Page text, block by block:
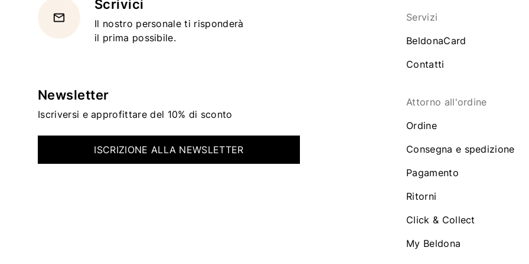
email
Scrivici
Il nostro personale ti risponderà
il prima possibile.
Newsletter
Iscriversi e approfittare del 10% di sconto
ISCRIZIONE ALLA NEWSLETTER
Servizi
BeldonaCard
Contatti
Attorno all'ordine
Ordine
Consegna e spedizione
Pagamento
Ritorni
Click & Collect
My Beldona